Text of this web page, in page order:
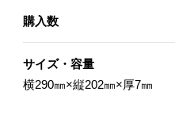
購入数
サイズ・容量
横290㎜×縦202㎜×厚7㎜